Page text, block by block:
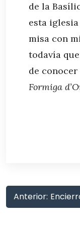
de la
esta
misa con
todavía
de
Formiga
Anterior: